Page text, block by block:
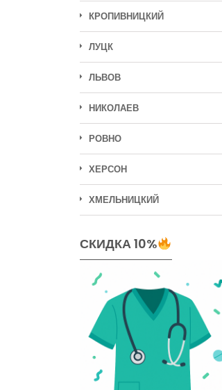
КРОПИВНИЦКИЙ
ЛУЦК
ЛЬВОВ
НИКОЛАЕВ
РОВНО
ХЕРСОН
ХМЕЛЬНИЦКИЙ
СКИДКА 10%